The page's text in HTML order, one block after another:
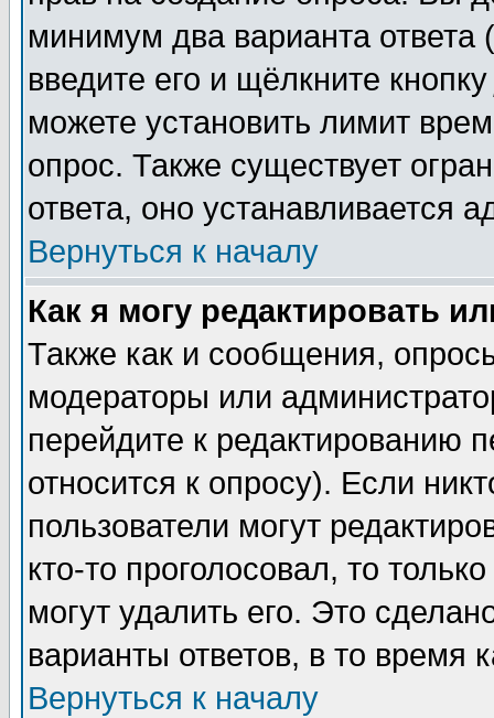
минимум два варианта ответа
введите его и щёлкните
можете установить лимит
опрос. Также существует
ответа, оно устанавливается
Вернуться к началу
Как я могу редактировать
Также как и сообщения,
модераторы или
перейдите к редактированию
относится к опросу). Если
пользователи могут
кто-то проголосовал, то
могут удалить его. Это
варианты ответов, в то время
Вернуться к началу